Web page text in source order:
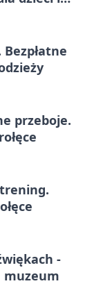
przeboje.
-
muzeum